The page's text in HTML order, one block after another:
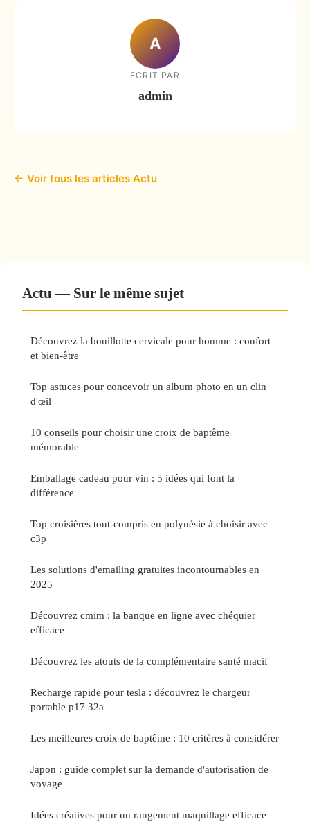
A
ECRIT PAR
admin
← Voir tous les articles Actu
Actu — Sur le même sujet
Découvrez la bouillotte cervicale pour homme : confort
et bien-être
Top astuces pour concevoir un album photo en un clin
d'œil
10 conseils pour choisir une croix de baptême
mémorable
Emballage cadeau pour vin : 5 idées qui font la
différence
Top croisières tout-compris en polynésie à choisir avec
c3p
Les solutions d'emailing gratuites incontournables en
2025
Découvrez cmim : la banque en ligne avec chéquier
efficace
Découvrez les atouts de la complémentaire santé macif
Recharge rapide pour tesla : découvrez le chargeur
portable p17 32a
Les meilleures croix de baptême : 10 critères à considérer
Japon : guide complet sur la demande d'autorisation de
voyage
Idées créatives pour un rangement maquillage efficace